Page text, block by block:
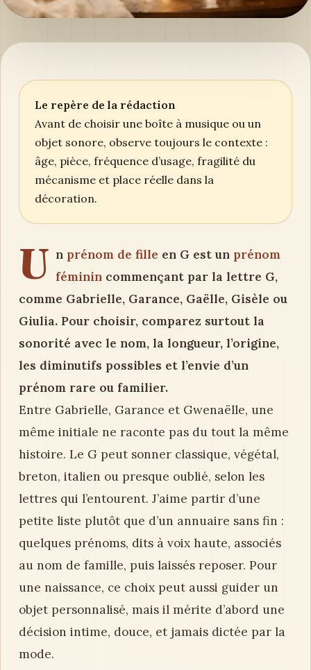
Le repère de la rédaction
Avant de choisir une boîte à musique ou un
objet sonore, observe toujours le contexte :
âge, pièce, fréquence d’usage, fragilité du
mécanisme et place réelle dans la
décoration.
U n prénom de fille en G est un prénom
féminincommençant par la lettre G,
comme Gabrielle, Garance, Gaëlle, Gisèle ou
Giulia. Pour choisir, comparez surtout la
sonorité avec le nom, la longueur, l’origine,
les diminutifs possibles et l’envie d’un
prénom rare ou familier.
Entre Gabrielle, Garance et Gwenaëlle, une
même initiale ne raconte pas du tout la même
histoire. Le G peut sonner classique, végétal,
breton, italien ou presque oublié, selon les
lettres qui l’entourent. J’aime partir d’une
petite liste plutôt que d’un annuaire sans fin :
quelques prénoms, dits à voix haute, associés
au nom de famille, puis laissés reposer. Pour
une naissance, ce choix peut aussi guider un
objet personnalisé, mais il mérite d’abord une
décision intime, douce, et jamais dictée par la
mode.